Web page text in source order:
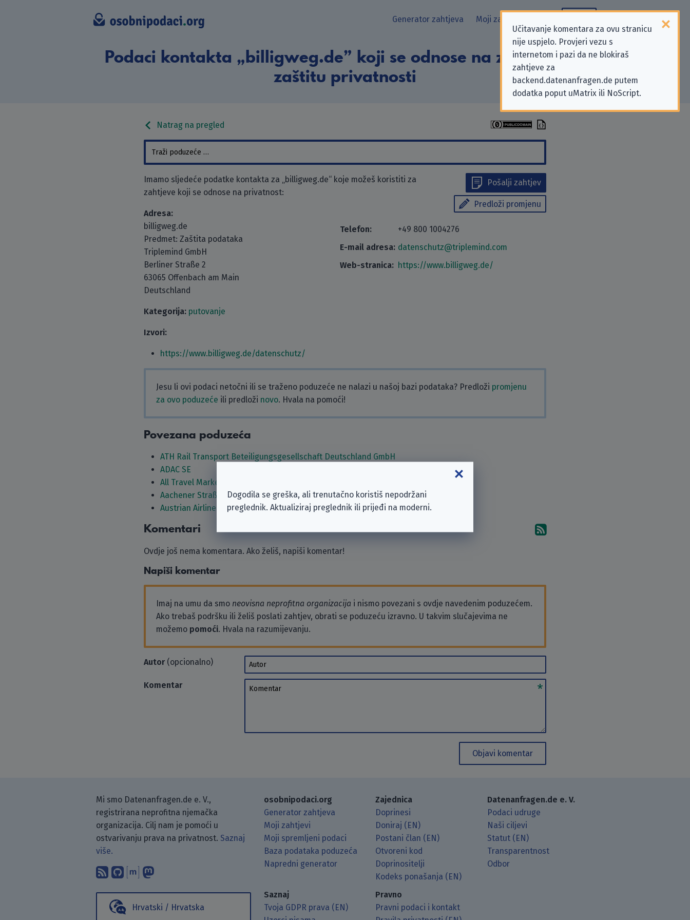
Učitavanje komentara za ovu stranicu
nije uspjelo. Provjeri vezu s
internetom i pazi da ne blokiraš
zahtjeve za
backend.datenanfragen.de putem
dodatka poput uMatrix ili NoScript.
Generator zahtjeva Moji zahtjevi
Podaci kontakta „billigweg.de” koji se odnose na zahtjeve za
zaštitu privatnosti
Natrag na pregled
Pošalji zahtjev
Predloži promjenu
Imamo sljedeće podatke kontakta za „billigweg.de“ koje možeš koristiti za
zahtjeve koji se odnose na privatnost:
Adresa:
billigweg.de
Predmet: Zaštita podataka
Triplemind GmbH
Berliner Straße 2
63065 Offenbach am Main
Deutschland
Telefon:
+49 800 1004276
E-mail adresa: datenschutz@triplemind.com
Web-stranica: https://www.billigweg.de/
Kategorija: putovanje
Izvori:
https://www.billigweg.de/datenschutz/
Jesu li ovi podaci netočni ili se traženo poduzeće ne nalazi u našoj bazi podataka? Predloži promjenu
za ovo poduzeće ili predloži novo. Hvala na pomoći!
Povezana poduzeća
ATH Rail Transport Beteiligungsgesellschaft Deutschland GmbH
ADAC SE
All Travel Marketing GmbH
Aachener Straßenbahn- und Energieversorgungs-AG (ASEAG)
Austrian Airlines AG
Komentari Pretplati se na komentare
Ovdje još nema komentara. Ako želiš, napiši komentar!
Napiši komentar
Imaj na umu da smo neovisna neprofitna organizacija i nismo povezani s ovdje navedenim poduzećem.
Ako trebaš podršku ili želiš poslati zahtjev, obrati se poduzeću izravno. U takvim slučajevima ne
možemo pomoći. Hvala na razumijevanju.
Autor(opcionalno) Autor
Komentar Komentar
Objavi komentar
Mi smo Datenanfragen.de e. V.,
registrirana neprofitna njemačka
organizacija. Cilj nam je pomoći u
ostvarivanju prava na privatnost. Saznaj
više.
Pretplati se na naš blog koristeći RSS čitač.
Pronađi nas na GitHubu.
Raspravljaj s nama putem Matrixa.
Prati nas na Mastodonu.
Hrvatski / Hrvatska
osobnipodaci.org
Generator zahtjeva
Moji zahtjevi
Moji spremljeni podaci
Baza podataka poduzeća
Napredni generator
Zajednica
Doprinesi
Doniraj (EN)
Postani član (EN)
Otvoreni kod
Doprinositelji
Kodeks ponašanja (EN)
Datenanfragen.de e. V.
Podaci udruge
Naši ciljevi
Statut (EN)
Transparentnost
Odbor
Saznaj
Tvoja GDPR prava (EN)
Pravno
Pravni podaci i kontakt
Dogodila se greška, ali trenutačno koristiš nepodržani
preglednik. Aktualiziraj preglednik ili prijeđi na moderni.